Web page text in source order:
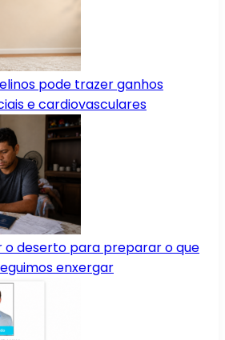
pode trazer ganhos
e cardiovasculares
o deserto para preparar o que
enxergar